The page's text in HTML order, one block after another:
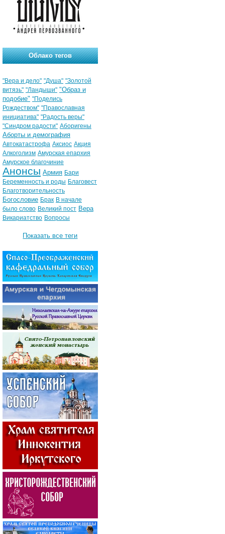
Облако тегов
"Вера и дело" "Душа" "Золотой
витязь" "Ландыши" "Образ и
подобие" "Поделись
Рождеством" "Православная
инициатива" "Радость веры"
"Синдром радости" Аборигены
Аборты и демография
Автокатастрофа Аксиос Акция
Алкоголизм Амурская епархия
Амурское благочиние
Анонсы Армия Бари
Беременность и роды Благовест
Благотворительность
Богословие Брак В начале
было слово Великий пост Вера
Викариатство Вопросы
Показать все теги